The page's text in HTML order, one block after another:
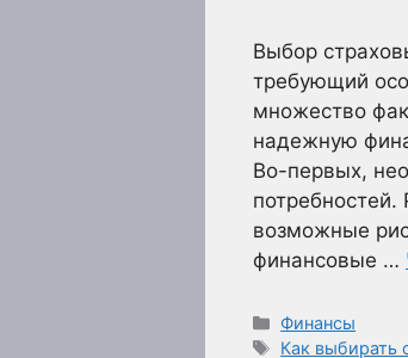
Выбор
требующий
множество
надежную
Во-первых,
возможные
финансовые …
Рубрики
Финансы
Метки
Как выбирать